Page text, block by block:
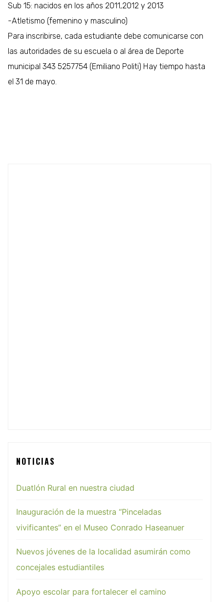
Sub 15: nacidos en los años 2011,2012 y 2013
-Atletismo (femenino y masculino)
Para inscribirse, cada estudiante debe comunicarse con
las autoridades de su escuela o al área de Deporte
municipal 343 5257754 (Emiliano Politi) Hay tiempo hasta
el 31 de mayo.
NOTICIAS
Duatlón Rural en nuestra ciudad
Inauguración de la muestra “Pinceladas
vivificantes” en el Museo Conrado Haseanuer
Nuevos jóvenes de la localidad asumirán como
concejales estudiantiles
Apoyo escolar para fortalecer el camino